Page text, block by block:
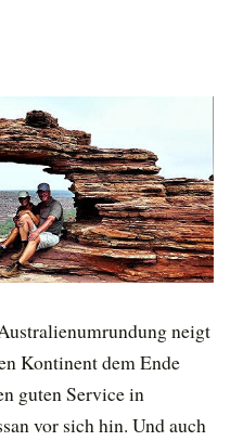
neigt
Kontinent dem Ende
guten Service in
vor sich hin. Und auch